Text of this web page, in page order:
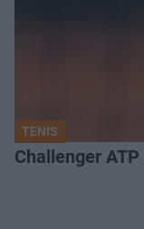
TENIS
Challenger